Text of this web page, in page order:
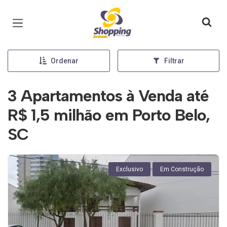
Página inicial
Ordenar Filtrar
3 Apartamentos à Venda até
R$ 1,5 milhão em Porto Belo,
SC
Exclusivo Em Construção